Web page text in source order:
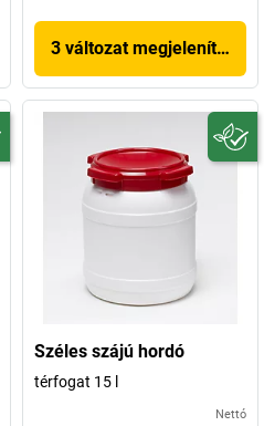
3 változat megjelenítése
Széles szájú hordó
térfogat 15 l
Nettó